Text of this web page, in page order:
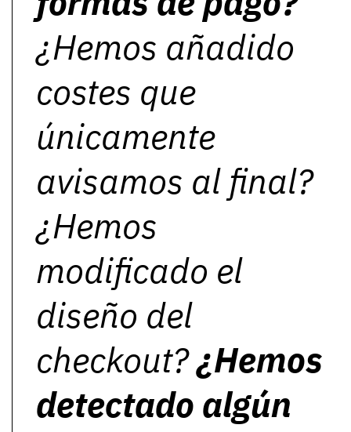
¿Hemos añadido
costes que
únicamente
avisamos al final?
¿Hemos
modificado el
diseño del
checkout?¿Hemos
detectado algún